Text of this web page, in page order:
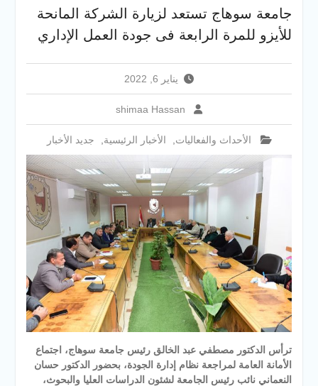
الإلكتروني للقبول بالجامعات
2026
جامعة سوهاج تستعد لزيارة الشركة المانحة
للأيزو للمرة الرابعة فى جودة العمل الإداري
يناير 6, 2022
shimaa Hassan
الأحداث والفعاليات الأخبار الرئيسية جديد الأخبار
ترأس الدكتور مصطفي عبد الخالق رئيس جامعة سوهاج، اجتماع
الأمانة العامة لمراجعة نظام إدارة الجودة، بحضور الدكتور حسان
النعماني نائب رئيس الجامعة لشئون الدراسات العليا والبحوث،